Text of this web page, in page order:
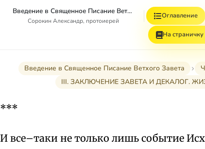
Введение в Священное Писание Ветхого Завета
Сорокин Александр, протоиерей
Оглавление
На
Введение в Священное Писание Ветхого Завета
III. ЗАКЛЮЧЕНИЕ ЗАВЕТА И ДЕКАЛОГ.
***
И все–таки не только лишь событие